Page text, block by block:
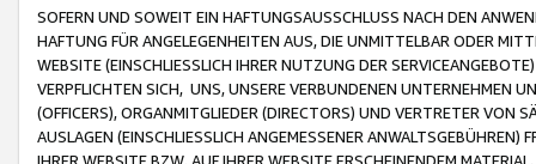
SOFERN UND SOWEIT EIN HAFTUNGSAUSSCHLUSS NACH DEN
HAFTUNG FÜR ANGELEGENHEITEN AUS, DIE UNMITTELBAR ODER
WEBSITE (EINSCHLIESSLICH IHRER NUTZUNG DER
VERPFLICHTEN SICH, UNS, UNSERE VERBUNDENEN UNTERNEHMEN
(OFFICERS), ORGANMITGLIEDER (DIRECTORS) UND VERTRETER VON
AUSLAGEN (EINSCHLIESSLICH ANGEMESSENER
IHRER WEBSITE BZW. AUF IHRER WEBSITE ERSCHEINENDEM